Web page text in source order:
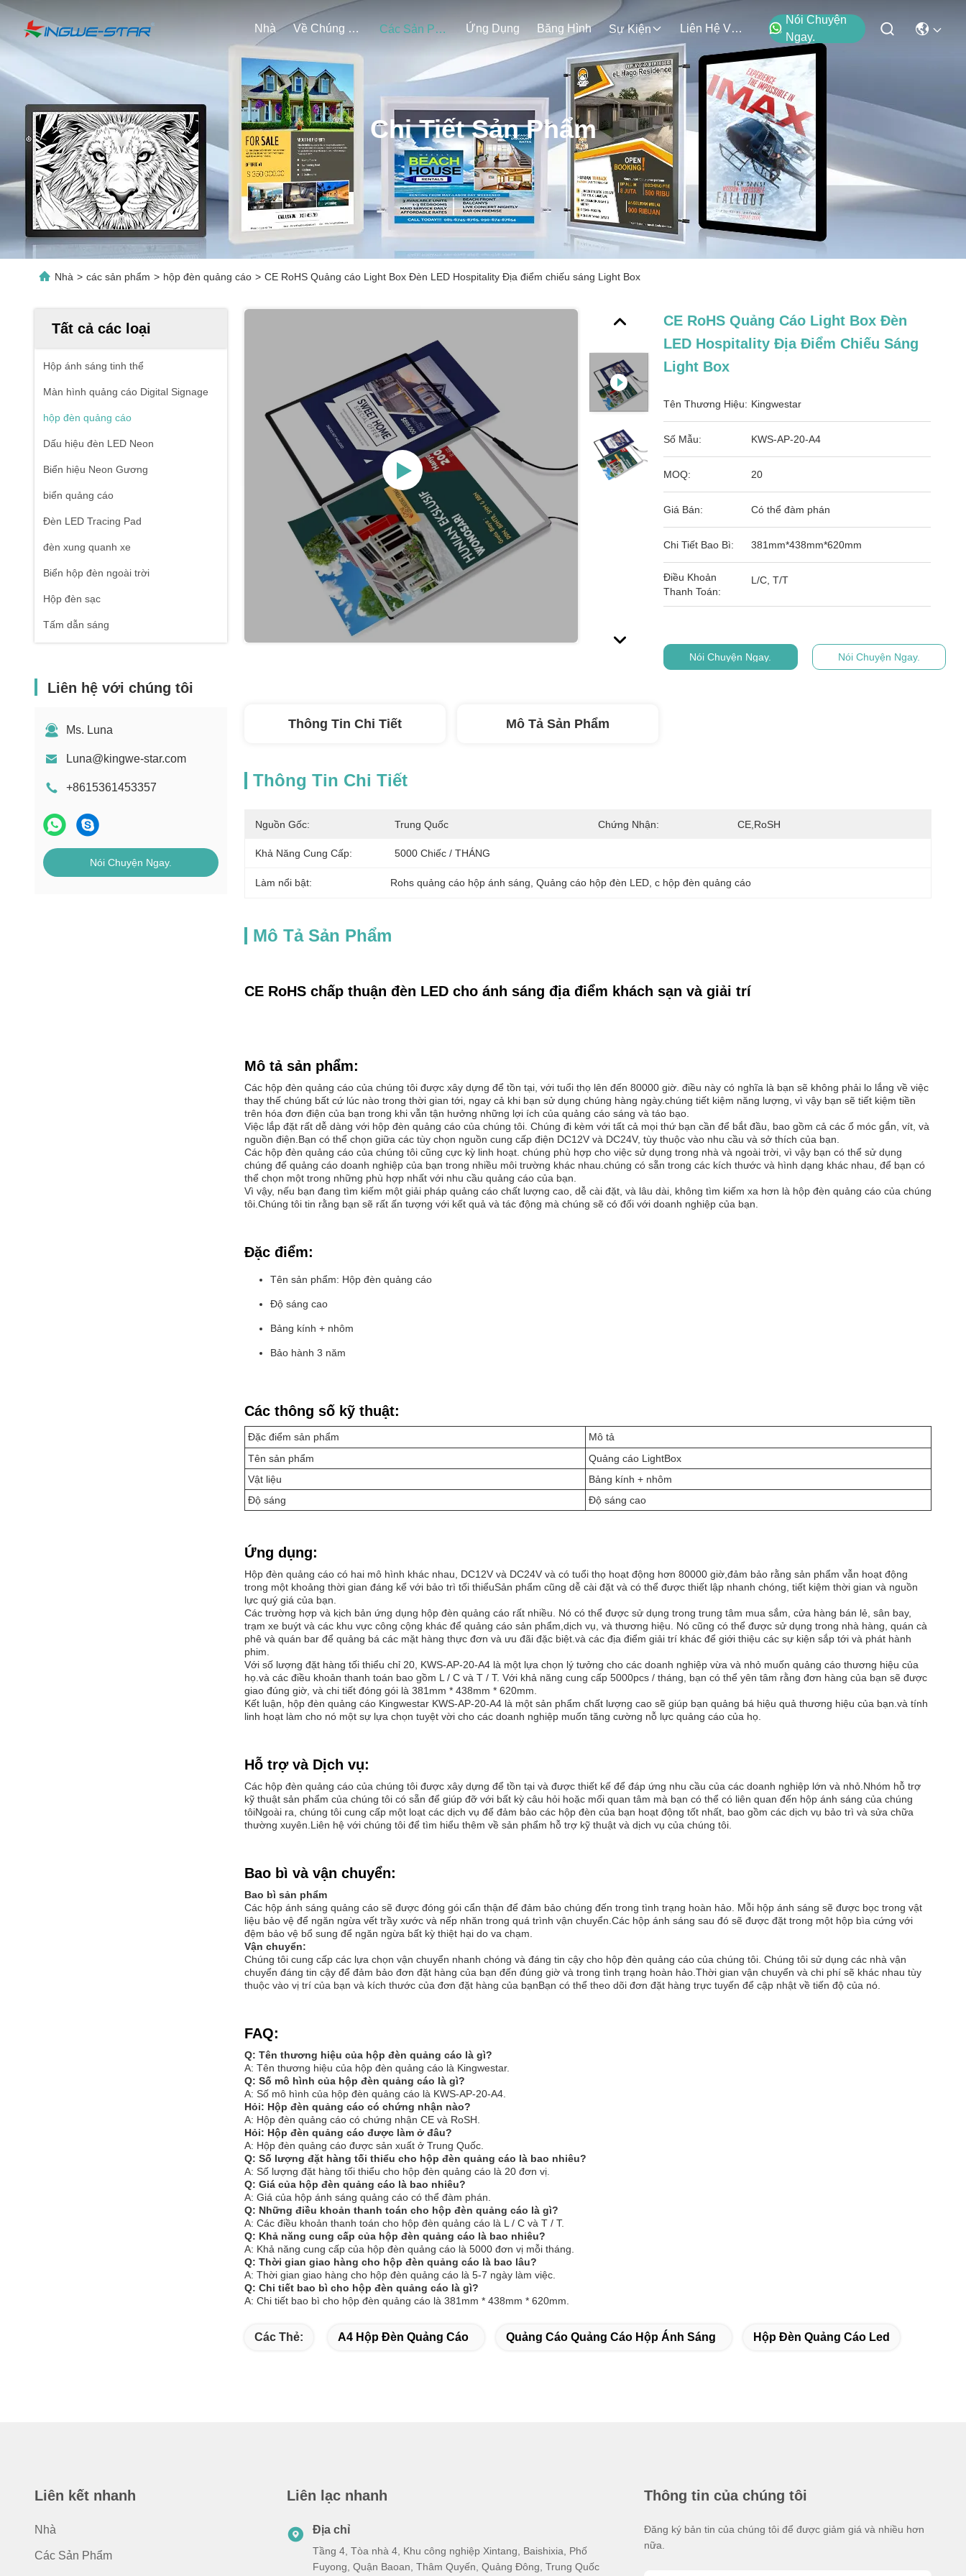
Nhà Về Chúng Tôi Các Sản Phẩm Ứng Dụng Băng Hình Sự Kiện Liên Hệ Với Chúng Tôi
Nói Chuyện
Ngay.
Chi Tiết Sản Phẩm
Nhà > các sản phẩm > hộp đèn quảng cáo > CE RoHS Quảng cáo Light Box Đèn LED Hospitality Địa điểm chiếu sáng Light Box
Tất cả các loại
Hộp ánh sáng tinh thể
Màn hình quảng cáo Digital Signage
hộp đèn quảng cáo
Dấu hiệu đèn LED Neon
Biển hiệu Neon Gương
biển quảng cáo
Đèn LED Tracing Pad
đèn xung quanh xe
Biển hộp đèn ngoài trời
Hộp đèn sạc
Tấm dẫn sáng
Liên hệ với chúng tôi
Ms. Luna
Luna@kingwe-star.com
+8615361453357
Nói Chuyện Ngay.
CE RoHS Quảng Cáo Light Box Đèn
LED Hospitality Địa Điểm Chiếu Sáng
Light Box
Tên Thương Hiệu: Kingwestar
Số Mẫu: KWS-AP-20-A4
MOQ: 20
Giá Bán: Có thể đàm phán
Chi Tiết Bao Bì: 381mm*438mm*620mm
Điều Khoản
Thanh Toán:
L/C, T/T
Nói Chuyện Ngay. Nói Chuyện Ngay.
Thông Tin Chi Tiết Mô Tả Sản Phẩm
Thông Tin Chi Tiết
Nguồn Gốc: Trung Quốc Chứng Nhận: CE,RoSH
Khả Năng Cung Cấp: 5000 Chiếc / THÁNG
Làm nổi bật: Rohs quảng cáo hộp ánh sáng , Quảng cáo hộp đèn LED , c hộp đèn quảng cáo
Mô Tả Sản Phẩm
CE RoHS chấp thuận đèn LED cho ánh sáng địa điểm khách sạn và giải trí
Mô tả sản phẩm:
Các hộp đèn quảng cáo của chúng tôi được xây dựng để tồn tại, với tuổi thọ lên đến 80000 giờ. điều này có nghĩa là bạn sẽ không phải lo lắng về việc
thay thế chúng bất cứ lúc nào trong thời gian tới, ngay cả khi bạn sử dụng chúng hàng ngày.chúng tiết kiệm năng lượng, vì vậy bạn sẽ tiết kiệm tiền
trên hóa đơn điện của bạn trong khi vẫn tận hưởng những lợi ích của quảng cáo sáng và táo bạo.
Việc lắp đặt rất dễ dàng với hộp đèn quảng cáo của chúng tôi. Chúng đi kèm với tất cả mọi thứ bạn cần để bắt đầu, bao gồm cả các ổ móc gắn, vít, và
nguồn điện.Bạn có thể chọn giữa các tùy chọn nguồn cung cấp điện DC12V và DC24V, tùy thuộc vào nhu cầu và sở thích của bạn.
Các hộp đèn quảng cáo của chúng tôi cũng cực kỳ linh hoạt. chúng phù hợp cho việc sử dụng trong nhà và ngoài trời, vì vậy bạn có thể sử dụng
chúng để quảng cáo doanh nghiệp của bạn trong nhiều môi trường khác nhau.chúng có sẵn trong các kích thước và hình dạng khác nhau, để bạn có
thể chọn một trong những phù hợp nhất với nhu cầu quảng cáo của bạn.
Vì vậy, nếu bạn đang tìm kiếm một giải pháp quảng cáo chất lượng cao, dễ cài đặt, và lâu dài, không tìm kiếm xa hơn là hộp đèn quảng cáo của chúng
tôi.Chúng tôi tin rằng bạn sẽ rất ấn tượng với kết quả và tác động mà chúng sẽ có đối với doanh nghiệp của bạn.
Đặc điểm:
Tên sản phẩm: Hộp đèn quảng cáo
Độ sáng cao
Bảng kính + nhôm
Bảo hành 3 năm
Các thông số kỹ thuật:
Đặc điểm sản phẩm
Mô tả
Tên sản phẩm
Quảng cáo LightBox
Vật liệu
Bảng kính + nhôm
Độ sáng
Độ sáng cao
Ứng dụng:
Hộp đèn quảng cáo có hai mô hình khác nhau, DC12V và DC24V và có tuổi thọ hoạt động hơn 80000 giờ,đảm bảo rằng sản phẩm vẫn hoạt động
trong một khoảng thời gian đáng kể với bảo trì tối thiểuSản phẩm cũng dễ cài đặt và có thể được thiết lập nhanh chóng, tiết kiệm thời gian và nguồn
lực quý giá của bạn.
Các trường hợp và kịch bản ứng dụng hộp đèn quảng cáo rất nhiều. Nó có thể được sử dụng trong trung tâm mua sắm, cửa hàng bán lẻ, sân bay,
trạm xe buýt và các khu vực công cộng khác để quảng cáo sản phẩm,dịch vụ, và thương hiệu. Nó cũng có thể được sử dụng trong nhà hàng, quán cà
phê và quán bar để quảng bá các mặt hàng thực đơn và ưu đãi đặc biệt.và các địa điểm giải trí khác để giới thiệu các sự kiện sắp tới và phát hành
phim.
Với số lượng đặt hàng tối thiểu chỉ 20, KWS-AP-20-A4 là một lựa chọn lý tưởng cho các doanh nghiệp vừa và nhỏ muốn quảng cáo thương hiệu của
họ.và các điều khoản thanh toán bao gồm L / C và T / T. Với khả năng cung cấp 5000pcs / tháng, bạn có thể yên tâm rằng đơn hàng của bạn sẽ được
giao đúng giờ, và chi tiết đóng gói là 381mm * 438mm * 620mm.
Kết luận, hộp đèn quảng cáo Kingwestar KWS-AP-20-A4 là một sản phẩm chất lượng cao sẽ giúp bạn quảng bá hiệu quả thương hiệu của bạn.và tính
linh hoạt làm cho nó một sự lựa chọn tuyệt vời cho các doanh nghiệp muốn tăng cường nỗ lực quảng cáo của họ.
Hỗ trợ và Dịch vụ:
Các hộp đèn quảng cáo của chúng tôi được xây dựng để tồn tại và được thiết kế để đáp ứng nhu cầu của các doanh nghiệp lớn và nhỏ.Nhóm hỗ trợ
kỹ thuật sản phẩm của chúng tôi có sẵn để giúp đỡ với bất kỳ câu hỏi hoặc mối quan tâm mà bạn có thể có liên quan đến hộp ánh sáng của chúng
tôiNgoài ra, chúng tôi cung cấp một loạt các dịch vụ để đảm bảo các hộp đèn của bạn hoạt động tốt nhất, bao gồm các dịch vụ bảo trì và sửa chữa
thường xuyên.Liên hệ với chúng tôi để tìm hiểu thêm về sản phẩm hỗ trợ kỹ thuật và dịch vụ của chúng tôi.
Bao bì và vận chuyển:
Bao bì sản phẩm
Các hộp ánh sáng quảng cáo sẽ được đóng gói cẩn thận để đảm bảo chúng đến trong tình trạng hoàn hảo. Mỗi hộp ánh sáng sẽ được bọc trong vật
liệu bảo vệ để ngăn ngừa vết trầy xước và nếp nhăn trong quá trình vận chuyển.Các hộp ánh sáng sau đó sẽ được đặt trong một hộp bìa cứng với
đệm bảo vệ bổ sung để ngăn ngừa bất kỳ thiệt hại do va chạm.
Vận chuyển:
Chúng tôi cung cấp các lựa chọn vận chuyển nhanh chóng và đáng tin cậy cho hộp đèn quảng cáo của chúng tôi. Chúng tôi sử dụng các nhà vận
chuyển đáng tin cậy để đảm bảo đơn đặt hàng của bạn đến đúng giờ và trong tình trạng hoàn hảo.Thời gian vận chuyển và chi phí sẽ khác nhau tùy
thuộc vào vị trí của bạn và kích thước của đơn đặt hàng của bạnBạn có thể theo dõi đơn đặt hàng trực tuyến để cập nhật về tiến độ của nó.
FAQ:
Q: Tên thương hiệu của hộp đèn quảng cáo là gì?
A: Tên thương hiệu của hộp đèn quảng cáo là Kingwestar.
Q: Số mô hình của hộp đèn quảng cáo là gì?
A: Số mô hình của hộp đèn quảng cáo là KWS-AP-20-A4.
Hỏi: Hộp đèn quảng cáo có chứng nhận nào?
A: Hộp đèn quảng cáo có chứng nhận CE và RoSH.
Hỏi: Hộp đèn quảng cáo được làm ở đâu?
A: Hộp đèn quảng cáo được sản xuất ở Trung Quốc.
Q: Số lượng đặt hàng tối thiểu cho hộp đèn quảng cáo là bao nhiêu?
A: Số lượng đặt hàng tối thiểu cho hộp đèn quảng cáo là 20 đơn vị.
Q: Giá của hộp đèn quảng cáo là bao nhiêu?
A: Giá của hộp ánh sáng quảng cáo có thể đàm phán.
Q: Những điều khoản thanh toán cho hộp đèn quảng cáo là gì?
A: Các điều khoản thanh toán cho hộp đèn quảng cáo là L / C và T / T.
Q: Khả năng cung cấp của hộp đèn quảng cáo là bao nhiêu?
A: Khả năng cung cấp của hộp đèn quảng cáo là 5000 đơn vị mỗi tháng.
Q: Thời gian giao hàng cho hộp đèn quảng cáo là bao lâu?
A: Thời gian giao hàng cho hộp đèn quảng cáo là 5-7 ngày làm việc.
Q: Chi tiết bao bì cho hộp đèn quảng cáo là gì?
A: Chi tiết bao bì cho hộp đèn quảng cáo là 381mm * 438mm * 620mm.
Các Thẻ: A4 Hộp Đèn Quảng Cáo Quảng Cáo Quảng Cáo Hộp Ánh Sáng Hộp Đèn Quảng Cáo Led
Liên kết nhanh
Nhà
Các Sản Phẩm
Liên lạc nhanh
Địa chỉ
Tầng 4, Tòa nhà 4, Khu công nghiệp Xintang, Baishixia, Phố
Fuyong, Quận Baoan, Thâm Quyến, Quảng Đông, Trung Quốc
Thông tin của chúng tôi
Đăng ký bản tin của chúng tôi để được giảm giá và nhiều hơn
nữa.